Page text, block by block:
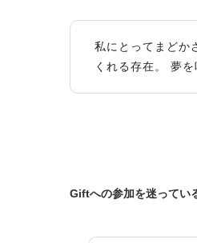
私にとってまどか
くれる存在。 夢
Giftへの参加を迷ってい